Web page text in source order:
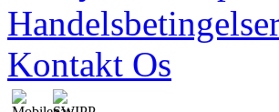
Kontakt Os